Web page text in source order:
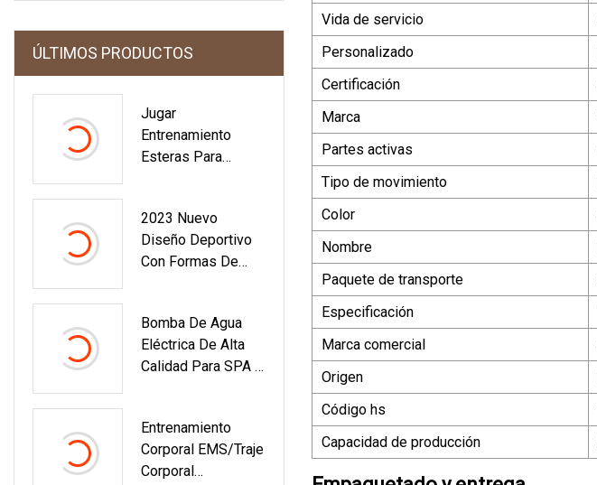
ÚLTIMOS PRODUCTOS
Jugar
Entrenamiento
Esteras Para
Piscina Hogar
Fitness Garaje
2023 Nuevo
Diseño Deportivo
Con Formas De
De Árboles.
Bomba De Agua
Eléctrica De Alta
Calidad Para SPA Y
Entrenamiento
Corporal EMS/traje
Corporal
Vida de servicio
Personalizado
Certificación
Marca
Partes activas
Tipo de movimiento
Color
Nombre
Paquete de transporte
Especificación
Marca comercial
Origen
Código hs
Capacidad de producción